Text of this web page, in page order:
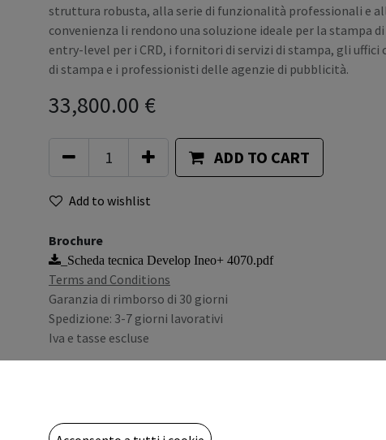
struttura robusta, alla serie di funzionalità professionali e
convenienza li rendono una soluzione ideale per la stampa
entry-level per i CRD, i fornitori di servizi di stampa, gli uffici
di stampa e i professionisti delle agenzie di pubblicità.
33,800.00 €
ADD TO CART
Add to wishlist
Brochure
_Scheda tecnica Develop Ineo+ 4070.pdf
Terms and Conditions
Garanzia di rimborso di 30 giorni
Spedizione: 3-7 giorni lavorativi
Iva e tasse escluse